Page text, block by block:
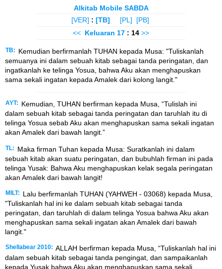
Alkitab Mobile SABDA
[VER] : [TB] [PL]
[PB]
<< Keluaran 17 : 14 >>
TB:
Kemudian berfirmanlah TUHAN kepada Musa: "Tuliskanlah
semuanya ini dalam sebuah kitab sebagai tanda peringatan, dan
ingatkanlah ke telinga Yosua, bahwa Aku akan menghapuskan
sama sekali ingatan kepada Amalek dari kolong langit."
AYT:
Kemudian, TUHAN berfirman kepada Musa, “Tulislah ini
dalam sebuah kitab sebagai tanda peringatan dan taruhlah itu di
telinga Yosua sebab Aku akan menghapuskan sama sekali ingatan
akan Amalek dari bawah langit.”
TL:
Maka firman Tuhan kepada Musa: Suratkanlah ini dalam
sebuah kitab akan suatu peringatan, dan bubuhlah firman ini pada
telinga Yusak: Bahwa Aku menghapuskan kelak segala peringatan
akan Amalek dari bawah langit!
MILT:
Lalu berfirmanlah TUHAN (YAHWEH - 03068) kepada Musa,
"Tuliskanlah hal ini ke dalam sebuah kitab sebagai tanda
peringatan, dan taruhlah di dalam telinga Yosua bahwa Aku akan
menghapuskan sama sekali ingatan akan Amalek dari bawah
langit."
Shellabear 2010: ALLAH berfirman kepada Musa, “Tuliskanlah hal ini
dalam sebuah kitab sebagai tanda pengingat, dan sampaikanlah
kepada Yusak bahwa Aku akan menghapuskan sama sekali